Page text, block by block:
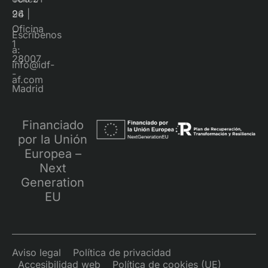
96
Escríbenos
a:
info@idf-
af.com
24 |
Oficina
1
28007
-
Madrid
Financiado
por la Unión
Europea –
Next
Generation
EU
Aviso legal
Política de privacidad
Accesibilidad web
Política de cookies (UE)